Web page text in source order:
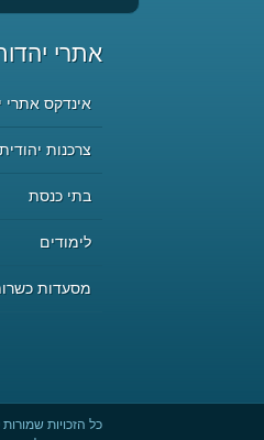
אתרי
אינדקס אתרי
צרכנות יהודית
בתי כנסת
לימודים
מסעדות
כל הזכויות